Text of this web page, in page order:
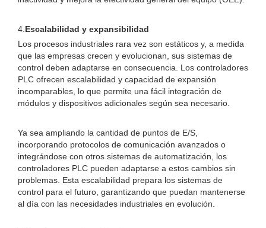
4. Escalabilidad y expansibilidad
Los procesos industriales rara vez son estáticos y, a medida
que las empresas crecen y evolucionan, sus sistemas de
control deben adaptarse en consecuencia. Los controladores
PLC ofrecen escalabilidad y capacidad de expansión
incomparables, lo que permite una fácil integración de
módulos y dispositivos adicionales según sea necesario.
Ya sea ampliando la cantidad de puntos de E/S,
incorporando protocolos de comunicación avanzados o
integrándose con otros sistemas de automatización, los
controladores PLC pueden adaptarse a estos cambios sin
problemas. Esta escalabilidad prepara los sistemas de
control para el futuro, garantizando que puedan mantenerse
al día con las necesidades industriales en evolución.